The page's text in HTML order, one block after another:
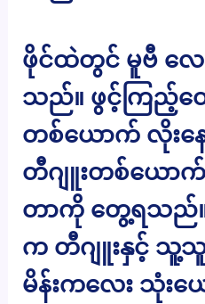
ဖိုင်ထဲတွင် မူဗီ လေ
သည်။ ဖွင့်ကြည့်တ
တစ်ယောက် လိုးန
တီဂျူးတစ်ယော
တာကို တွေ့ရသည်။
က တီဂျူးနှင့် သူ့သူ
မိန်းကလေး သုံး